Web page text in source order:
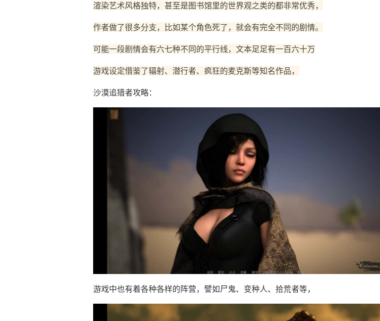
渲染艺术风格独特，甚至是图书馆里的世界观之类的都非常优秀，
作者做了很多分支，比如某个角色死了，就会有完全不同的剧情。
可能一段剧情会有六七种不同的平行线，文本足足有一百六十万
游戏设定借鉴了辐射、潜行者、疯狂的麦克斯等知名作品，
沙漠追猎者攻略：
游戏中也有着各种各样的阵营，譬如尸鬼、变种人、拾荒者等，